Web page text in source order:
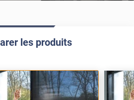
les produits